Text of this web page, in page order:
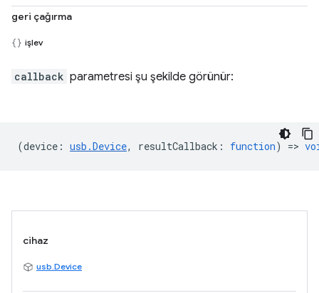
geri çağırma
işlev
callback parametresi şu şekilde görünür:
(device : usb.Device, resultCallback : function) =>
cihaz
usb.Device